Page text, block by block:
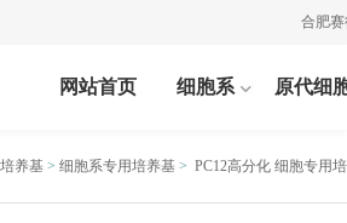
合肥赛
网站首页 细胞系 原代细
培养基 > 细胞系专用培养基 > PC12高分化 细胞专用